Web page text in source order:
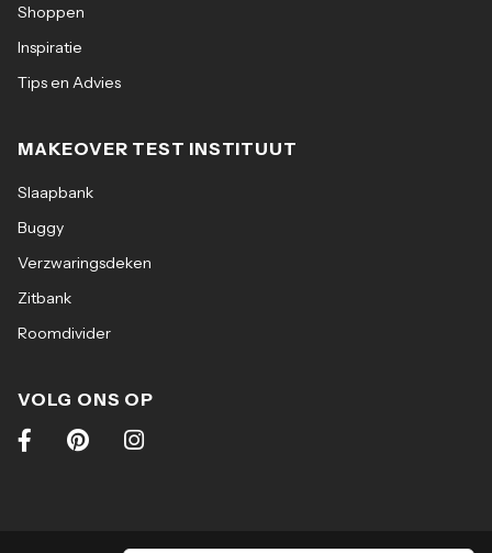
Shoppen
Inspiratie
Tips en Advies
MAKEOVER TEST INSTITUUT
Slaapbank
Buggy
Verzwaringsdeken
Zitbank
Roomdivider
VOLG ONS OP